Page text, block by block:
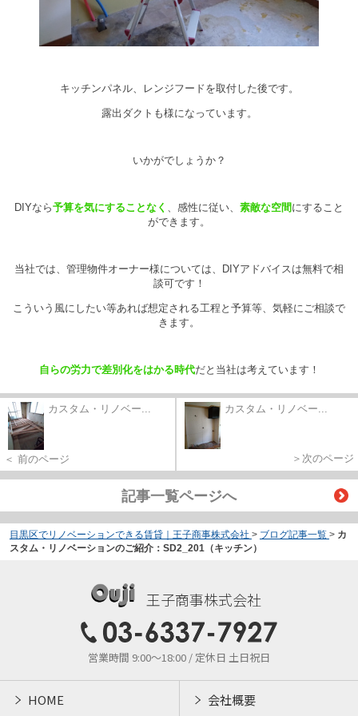
キッチンパネル、レンジフードを取付した後です。
露出ダクトも様になっています。
いかがでしょうか？
DIYなら予算を気にすることなく 、感性に従い、 素敵な空間 にすること
ができます。
当社では、管理物件オーナー様については、DIYアドバイスは無料で相
談可です！
こういう風にしたい等あれば想定される工程と予算等、気軽にご相談で
きます。
自らの労力で差別化をはかる時代だと当社は考えています！
カスタム・リノベー...
＜ 前のページ
カスタム・リノベー...
＞次のページ
記事一覧ページへ
目黒区でリノベーションできる賃貸｜王子商事株式会社 > ブログ記事一覧 > カ
スタム・リノベーションのご紹介：SD2_201（キッチン）
王子商事株式会社
営業時間 9:00～18:00 / 定休日 土日祝日
HOME 会社概要